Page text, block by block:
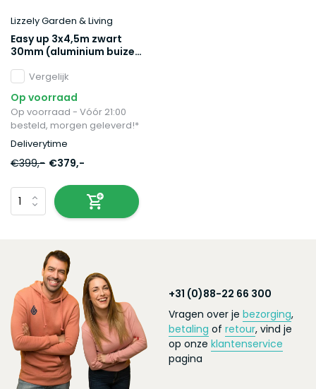
Lizzely Garden & Living
Easy up 3x4,5m zwart
30mm (aluminium buizen)
opvouwbaar
Vergelijk
Op voorraad
Op voorraad - Vóór 21:00
besteld, morgen geleverd!*
Deliverytime
€399,- €379,-
+31 (0)88-22 66 300
Vragen over je bezorging,
betaling of retour, vind je
op onze klantenservice
pagina